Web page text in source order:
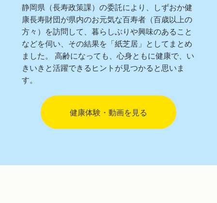
静岡県（長寿政策課）の委託により、しずおか健
康長寿財団が県内のお元気な百寿者（百歳以上の
方々）を訪問して、暮らしぶりや興味のあること
などを伺い、その結果を「紙芝居」としてまとめ
ました。 高齢になっても、心身ともに健康で、い
きいきと活躍できるヒントが見つかると思いま
す。
健康体験・動画を見る